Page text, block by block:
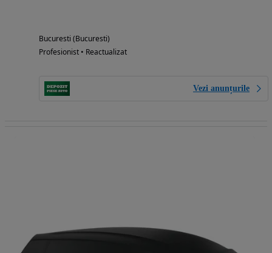
Bucuresti (Bucuresti)
Profesionist • Reactualizat
Vezi anunțurile